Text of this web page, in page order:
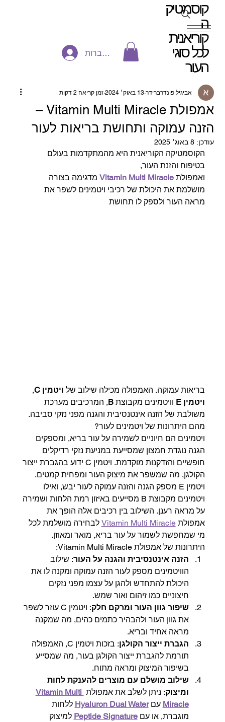
קוסמטיק
ה
קוריאנית
לכל סוגי
העור
להתחברות
אמפולת Vitamin Multi Miracle –
הזנה עמוקה ותחושת בריאות לעור
אביגיל פונדרברידר 13 באוק׳ 2024 זמן קריאה 2 דקות
עודכן:8 באוג׳ 2025
הקוסמטיקה הקוריאנית היא מהמתקדמות בעולם
בטיפוח והזנת העור,
ואמפולת Vitamin Multi Miracle מדגימה בצורה
מושלמת את היכולת של רכיבי ויטמינים לשפר את
מראה העור ולספק לו תחושת
בריאות עמוקה. האמפולה מכילה שילוב של ויטמין C
,
ויטמין E
וויטמינים מקבוצת B, המרכיבים מערכת
משולבת של הזנה אינטנסיבית והגנה מפני נזקי סביבה.
מהם היתרונות של ויטמינים לעור?
ויטמינים הם חיוניים לשמירה על עור בריא, ומספקים
הגנה נוגדת חמצון שמסייעת במניעת נזקי רדיקלים
חופשיים והזדקנות מוקדמת. ויטמין C ידוע בהגברת ייצור
הקולגן, מה שמשפר את מיצוק העור ומפחית קמטים.
ויטמין E מספק הגנה והזנה עמוקה לעור יבש, ואילו
ויטמינים מקבוצת B מסייעים באיזון רמת הלחות ושמירה
על מראה רענן. השילוב בין רכיבים אלה הופך את
אמפולת Vitamin Multi Miracle לבחירה מושלמת לכל
מי שמחפשת לשמור על עור בריא, מואר ומאוזן.
היתרונות של אמפולת Vitamin Multi Miracle:
הזנה אינטנסיבית והגנה על העור: שילוב
הוויטמינים מספק לעור הזנה עמוקה ומקנה לו את
היכולת להתחדש ולהגן על עצמו מפני נזקים
חיצוניים כמו זיהום ואור שמש.
שיפור גוון העור ומרקם חלק
: ויטמין C עוזר לשפר
את גוון העור ולהבהיר כתמים כהים, מה שמקנה
מראה אחיד ובריא.
הגברת ייצור הקולגן
: בזכות ויטמין C, האמפולה
תורמת להגברת ייצור הקולגן בעור, מה שמסייע
בשיפור המיצוק ומראה מתוח.
שילוב מושלם עם מוצרים להענקת לחות
ומיצוק: ניתן לשלב את אמפולת Vitamin Multi
Miracle עם Hyaluron Dual Water ללחות
מוגברת, או עם Peptide Signature למיצוק